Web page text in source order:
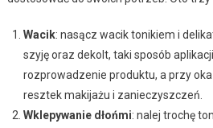
Wacik: nasącz wacik tonikiem i
szyję oraz dekolt, taki sposób
rozprowadzenie produktu, a przy
resztek makijażu i zanieczyszczeń.
Wklepywanie dłońmi: nalej trochę